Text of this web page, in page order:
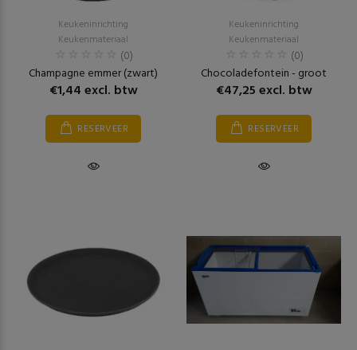
Keukeninrichting
Keukenmateriaal
(0)
Champagne emmer (zwart)
€1,44 excl. btw
RESERVEER
Keukeninrichting
Keukenmateriaal
(0)
Chocoladefontein - groot
€47,25 excl. btw
RESERVEER